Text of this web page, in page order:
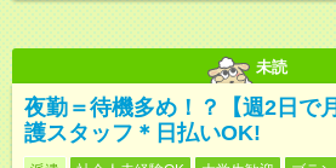
未読
夜勤＝待機多め！？【週2日で
護スタッフ＊日払いOK!